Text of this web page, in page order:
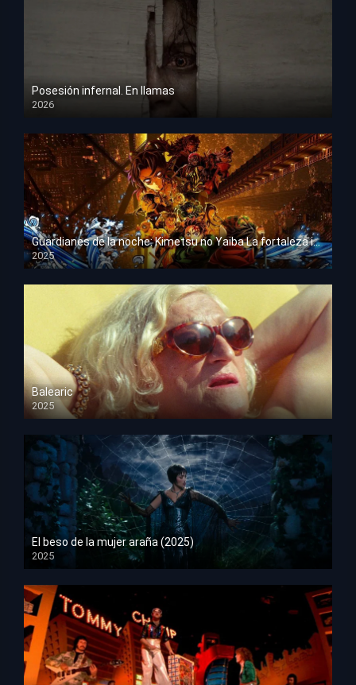
Posesión infernal. En llamas
2026
HD 1080p
Guardianes de la noche: Kimetsu no Yaiba La fortaleza infinita
2025
HD 1080p
Balearic
2025
HD 1080p
El beso de la mujer araña (2025)
2025
HD 1080p